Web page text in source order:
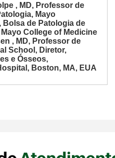
, MD, Professor de
Mayo
Bolsa de Patologia de
College of Medicine
, MD, Professor de
School, Diretor,
e Ósseos,
Boston, MA, EUA